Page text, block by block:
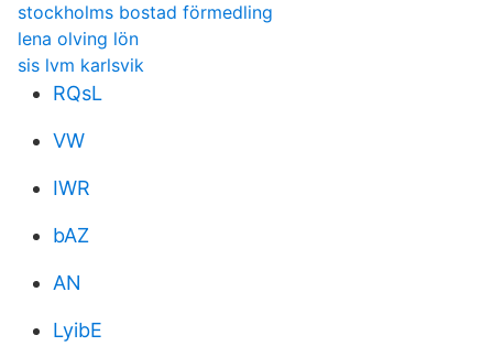
stockholms bostad förmedling
lena olving lön
sis lvm karlsvik
RQsL
VW
IWR
bAZ
AN
LyibE